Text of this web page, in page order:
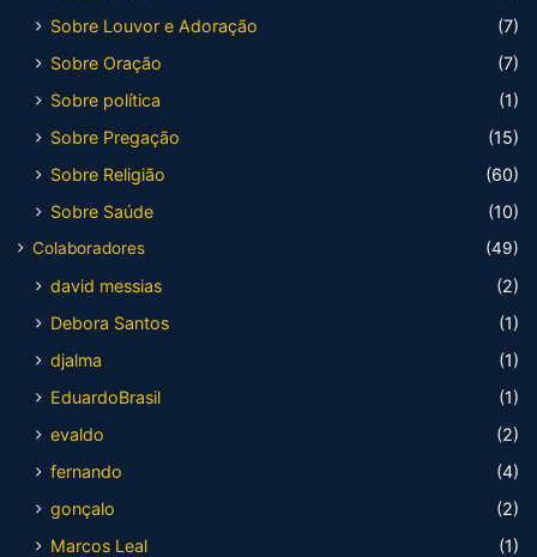
Sobre Louvor e Adoração
(7)
Sobre Oração
(7)
Sobre política
(1)
Sobre Pregação
(15)
Sobre Religião
(60)
Sobre Saúde
(10)
Colaboradores (49)
david messias
(2)
Debora Santos
(1)
djalma
(1)
EduardoBrasil
(1)
evaldo
(2)
fernando
(4)
gonçalo
(2)
Marcos Leal
(1)